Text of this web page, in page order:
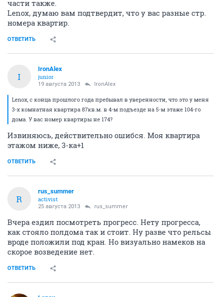
части также.
Lenox, думаю вам подтвердит, что у вас разные стр.
номера квартир.
ОТВЕТИТЬ
I
IronAlex
junior
19 августа 2013 IronAlex
Lenox, с конца прошлого года пребывал в уверенности, что это у меня
3-х комнатная квартира 87кв.м. в 4-м подъезде на 5-м этаже 104-го
дома. У вас номер квартиры не 174?
Извиняюсь, действительно ошибся. Моя квартира
этажом ниже, 3-ка+1
ОТВЕТИТЬ
R
rus_summer
activist
25 августа 2013 rus_summer
Вчера ездил посмотреть прогресс. Нету прогресса,
как стояло полдома так и стоит. Ну разве что рельсы
вроде положили под кран. Но визуально намеков на
скорое возведение нет.
ОТВЕТИТЬ